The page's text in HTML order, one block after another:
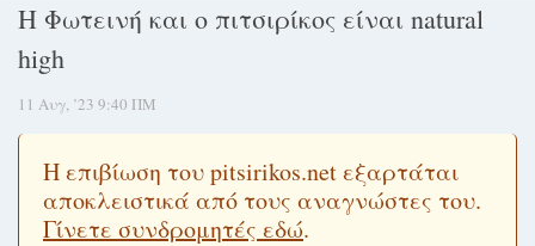
Αρχείο
Ρίζα & Διάρκεια
Διαφήμιση
Γίνετε συνδρομητής
Η Φωτεινή και ο πιτσιρίκος είναι natural
high
11 Αυγ, ’23 9:40 ΠΜ
Η επιβίωση του pitsirikos.net εξαρτάται
αποκλειστικά από τους αναγνώστες του.
Γίνετε συνδρομητές εδώ.